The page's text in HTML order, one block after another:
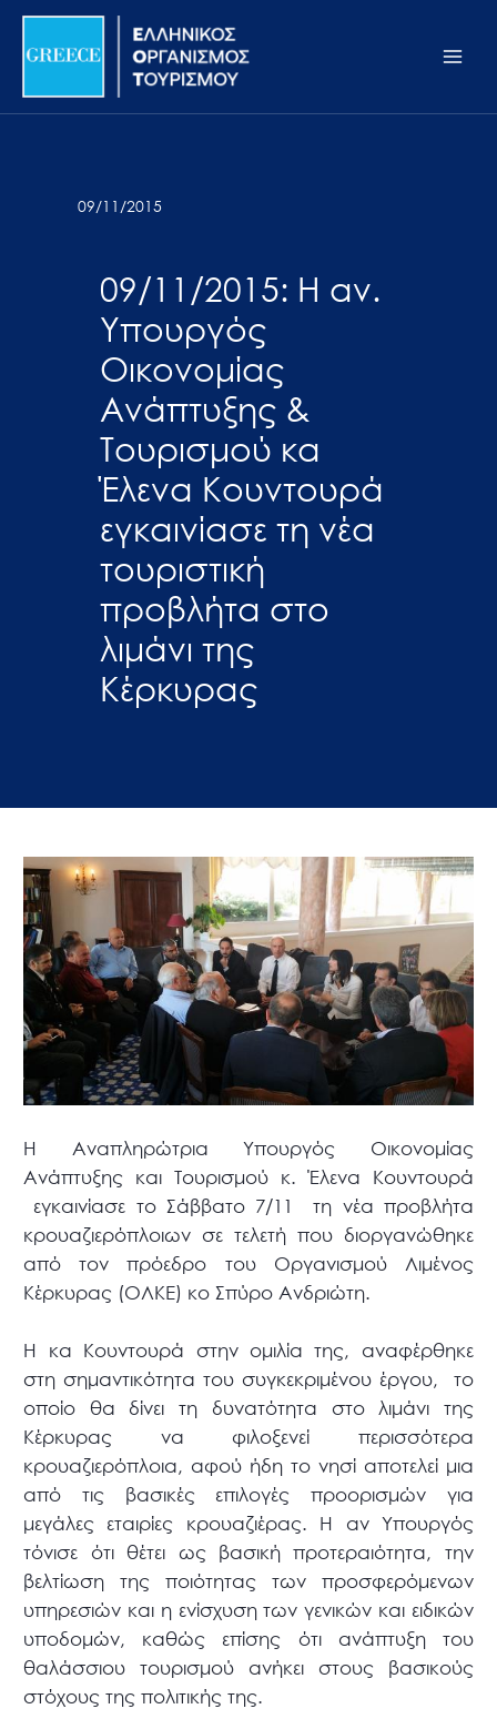
Σημείωση:
ιστότοπος
προσβασιμότητας.
Μετάβαση
περιεχόμενο
09/11/2015
09/11/2015: Η αν.
Υπουργός
Οικονομίας
Ανάπτυξης &
Τουρισμού κα
Έλενα Κουντουρά
εγκαινίασε τη νέα
τουριστική
προβλήτα στο
λιμάνι της
Κέρκυρας
Η Αναπληρώτρια Υπουργός Οικονομίας
Ανάπτυξης και Τουρισμού κ. Έλενα Κουντουρά
εγκαινίασε το Σάββατο 7/11 τη νέα προβλήτα
κρουαζιερόπλοιων σε τελετή που διοργανώθηκε
από τον πρόεδρο του Οργανισμού Λιμένος
Κέρκυρας (ΟΛΚΕ) κο Σπύρο Ανδριώτη.
Η κα Κουντουρά στην ομιλία της, αναφέρθηκε
στη σημαντικότητα του συγκεκριμένου έργου, το
οποίο θα δίνει τη δυνατότητα στο λιμάνι της
Κέρκυρας να φιλοξενεί περισσότερα
κρουαζιερόπλοια, αφού ήδη το νησί αποτελεί μια
από τις βασικές επιλογές προορισμών για
μεγάλες εταιρίες κρουαζιέρας. Η αν Υπουργός
τόνισε ότι θέτει ως βασική προτεραιότητα, την
βελτίωση της ποιότητας των προσφερόμενων
υπηρεσιών και η ενίσχυση των γενικών και ειδικών
υποδομών, καθώς επίσης ότι ανάπτυξη του
θαλάσσιου τουρισμού ανήκει στους βασικούς
στόχους της πολιτικής της.